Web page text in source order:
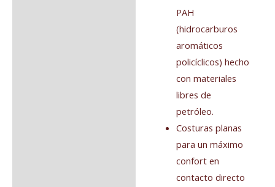
PAH
(hidrocarburos
aromáticos
policíclicos) hecho
con materiales
libres de
petróleo.
Costuras planas
para un máximo
confort en
contacto directo